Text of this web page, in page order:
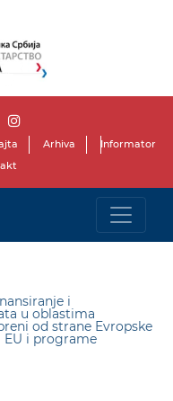
Arhiva
Informator
i
u oblastima
od strane Evropske
EU i programe